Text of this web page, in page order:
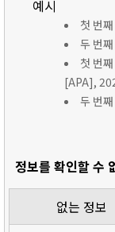
예시
첫 번
두 번
첫 번
[APA],
두 번
정보를 확인할 수
없는 정보